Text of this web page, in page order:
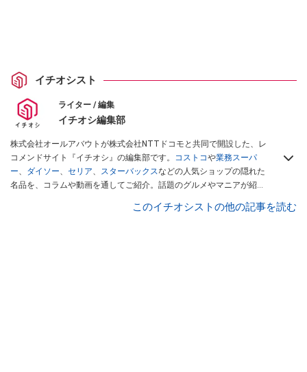
イチオシスト
ライター / 編集
イチオシ編集部
株式会社オールアバウトが株式会社NTTドコモと共同で開設した、レ
コメンドサイト『イチオシ』の編集部です。 コストコや業務スーパ
ー、 ダイソー、 セリア、 スターバックスなどの人気ショップの隠れた
名品を、コラムや動画を通してご紹介。話題のグルメやマニアが紹介
インフルエンサーが実際に使用してレビューしています。毎日トレン
このイチオシストの他の記事を読む